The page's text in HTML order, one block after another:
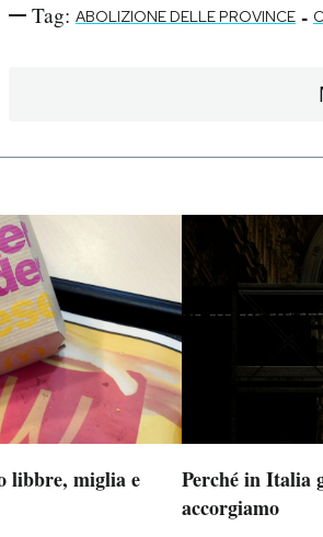
Tag: ABOLIZIONE DELLE PROVINCE -
libbre, miglia e
Perché in Italia
accorgiamo